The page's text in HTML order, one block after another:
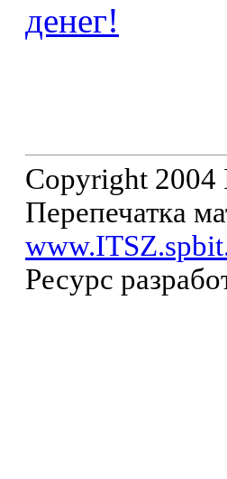
денег!
Copyright
Перепечатка
Ресурс